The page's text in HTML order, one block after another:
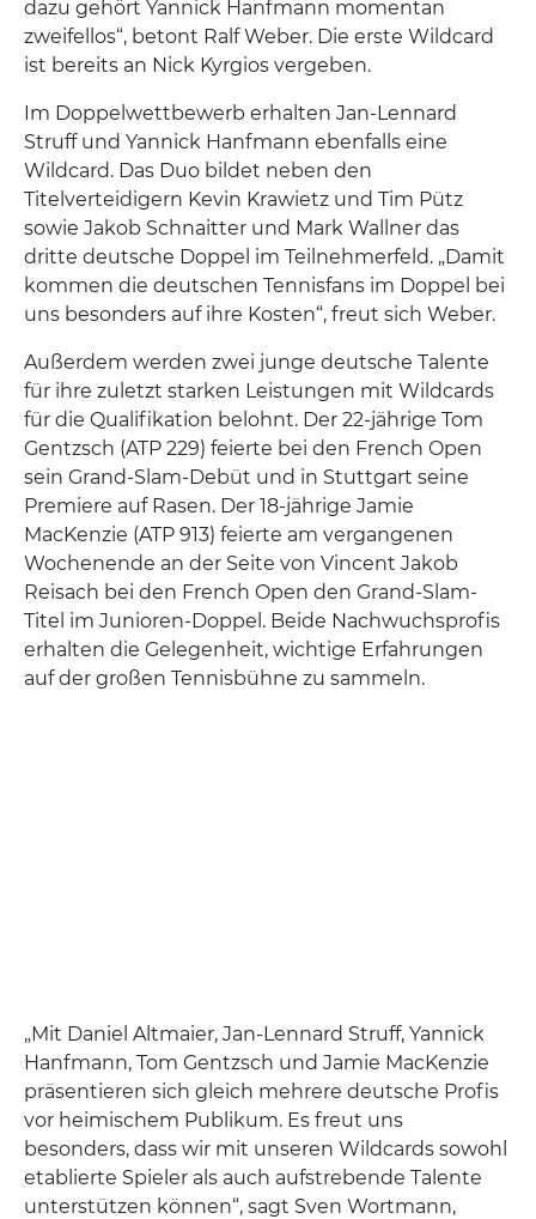
dazu gehört Yannick Hanfmann momentan
zweifellos“, betont Ralf Weber. Die erste Wildcard
ist bereits an Nick Kyrgios vergeben.
Im Doppelwettbewerb erhalten Jan-Lennard
Struff und Yannick Hanfmann ebenfalls eine
Wildcard. Das Duo bildet neben den
Titelverteidigern Kevin Krawietz und Tim Pütz
sowie Jakob Schnaitter und Mark Wallner das
dritte deutsche Doppel im Teilnehmerfeld. „Damit
kommen die deutschen Tennisfans im Doppel bei
uns besonders auf ihre Kosten“, freut sich Weber.
Außerdem werden zwei junge deutsche Talente
für ihre zuletzt starken Leistungen mit Wildcards
für die Qualifikation belohnt. Der 22-jährige Tom
Gentzsch (ATP 229) feierte bei den French Open
sein Grand-Slam-Debüt und in Stuttgart seine
Premiere auf Rasen. Der 18-jährige Jamie
MacKenzie (ATP 913) feierte am vergangenen
Wochenende an der Seite von Vincent Jakob
Reisach bei den French Open den Grand-Slam-
Titel im Junioren-Doppel. Beide Nachwuchsprofis
erhalten die Gelegenheit, wichtige Erfahrungen
auf der großen Tennisbühne zu sammeln.
„Mit Daniel Altmaier, Jan-Lennard Struff, Yannick
Hanfmann, Tom Gentzsch und Jamie MacKenzie
präsentieren sich gleich mehrere deutsche Profis
vor heimischem Publikum. Es freut uns
besonders, dass wir mit unseren Wildcards sowohl
etablierte Spieler als auch aufstrebende Talente
unterstützen können“, sagt Sven Wortmann,